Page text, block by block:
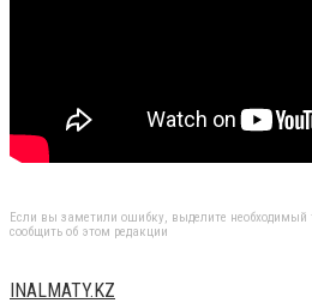
Если вы заметили ошибку, выделите необходимый
сообщить об этом редакции
INALMATY.KZ